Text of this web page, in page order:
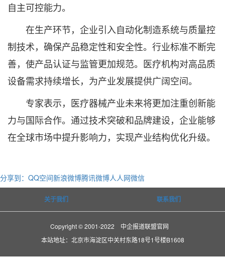
自主可控能力。
在生产环节，企业引入自动化制造系统与质量控
制技术，确保产品稳定性和安全性。行业标准不断完
善，使产品认证与监管更加规范。医疗机构对高品质
设备需求持续增长，为产业发展提供广阔空间。
专家表示，医疗器械产业未来将更加注重创新能
力与国际合作。通过技术突破和品牌建设，企业能够
在全球市场中提升影响力，实现产业结构优化升级。
分享到： QQ空间新浪微博腾讯微博人人网微信
关于我们 联系我们
Copyright © 2001-2022 中企报道联盟官网
本站地址：北京市海淀区中关村东路18号1号楼B1608